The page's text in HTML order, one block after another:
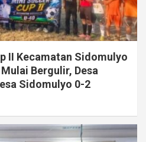
II Kecamatan Sidomulyo
Bergulir, Desa
Sidomulyo 0-2